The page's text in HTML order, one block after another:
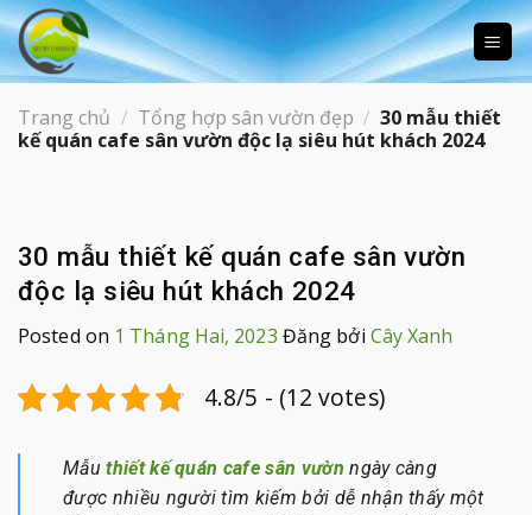
Skip
to
content
Trang chủ / Tổng hợp sân vườn đẹp / 30 mẫu thiết
kế quán cafe sân vườn độc lạ siêu hút khách 2024
30 mẫu thiết kế quán cafe sân vườn
độc lạ siêu hút khách 2024
Posted on 1 Tháng Hai, 2023 Đăng bởi Cây Xanh
4.8/5 - (12 votes)
Mẫuthiết kế quán cafe sân vườn ngày càng
được nhiều người tìm kiếm bởi dễ nhận thấy một